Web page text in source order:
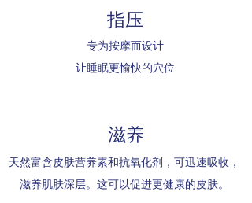
指压
专为按摩而设计
让睡眠更愉快的穴位
滋养
天然富含皮肤营养素和抗氧化剂，可迅速吸收，
滋养肌肤深层。这可以促进更健康的皮肤。